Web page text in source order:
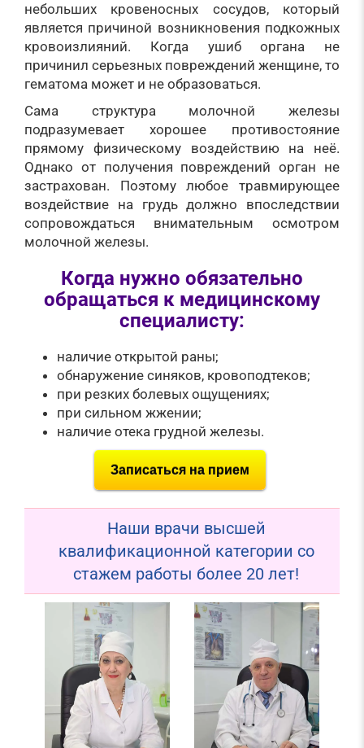
небольших кровеносных сосудов, который
является причиной возникновения подкожных
кровоизлияний. Когда ушиб органа не
причинил серьезных повреждений женщине, то
гематома может и не образоваться.
Сама структура молочной железы
подразумевает хорошее противостояние
прямому физическому воздействию на неё.
Однако от получения повреждений орган не
застрахован. Поэтому любое травмирующее
воздействие на грудь должно впоследствии
сопровождаться внимательным осмотром
молочной железы.
Когда нужно обязательно
обращаться к медицинскому
специалисту:
наличие открытой раны;
обнаружение синяков, кровоподтеков;
при резких болевых ощущениях;
при сильном жжении;
наличие отека грудной железы.
Записаться на прием
Наши врачи высшей
квалификационной категории со
стажем работы более 20 лет!